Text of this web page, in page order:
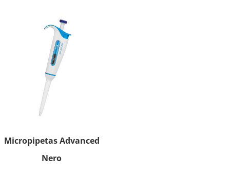
Micropipetas Advanced
Nero